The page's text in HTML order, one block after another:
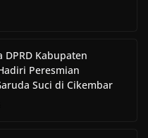
DPRD Kabupaten
Peresmian
Suci di Cikembar